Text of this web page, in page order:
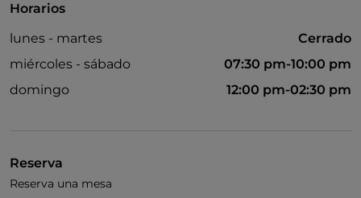
Acceso para inválidos
Se habla inglés
Horarios
lunes - martes
Cerrado
miércoles - sábado
07:30 pm-10:00 pm
domingo
12:00 pm-02:30 pm
Reserva
Reserva una mesa